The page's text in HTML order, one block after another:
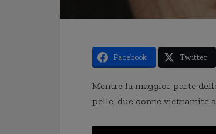
Facebook Twitter
Mentre la maggior parte
pelle, due donne vietnamite